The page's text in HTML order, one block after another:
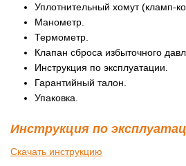
Уплотнительный хомут (кламп-
Манометр.
Термометр.
Клапан сброса избыточного
Инструкция по эксплуатации.
Гарантийный талон.
Упаковка.
Инструкция по
Скачать инструкцию